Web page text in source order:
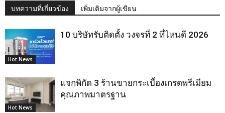
บทความที่เกี่ยวข้อง เพิ่มเติมจากผู้เขียน
Hot News
10 บริษัทรับติดตั้ง วงจรที่ 2 ที่ไหนดี 2026
Hot News
แจกพิกัด 3 ร้านขายกระเบื้องเกรดพรีเมียม
คุณภาพมาตรฐาน